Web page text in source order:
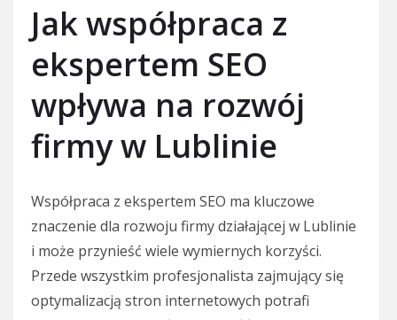
Jak współpraca z
ekspertem SEO
wpływa na rozwój
firmy w Lublinie
Współpraca z ekspertem SEO ma kluczowe
znaczenie dla rozwoju firmy działającej w Lublinie
i może przynieść wiele wymiernych korzyści.
Przede wszystkim profesjonalista zajmujący się
optymalizacją stron internetowych potrafi